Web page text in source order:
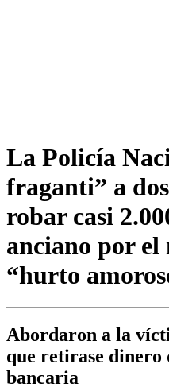
La Policía
fraganti” a
robar casi
anciano por el
“hurto
Abordaron a la
que retirase dinero
bancaria